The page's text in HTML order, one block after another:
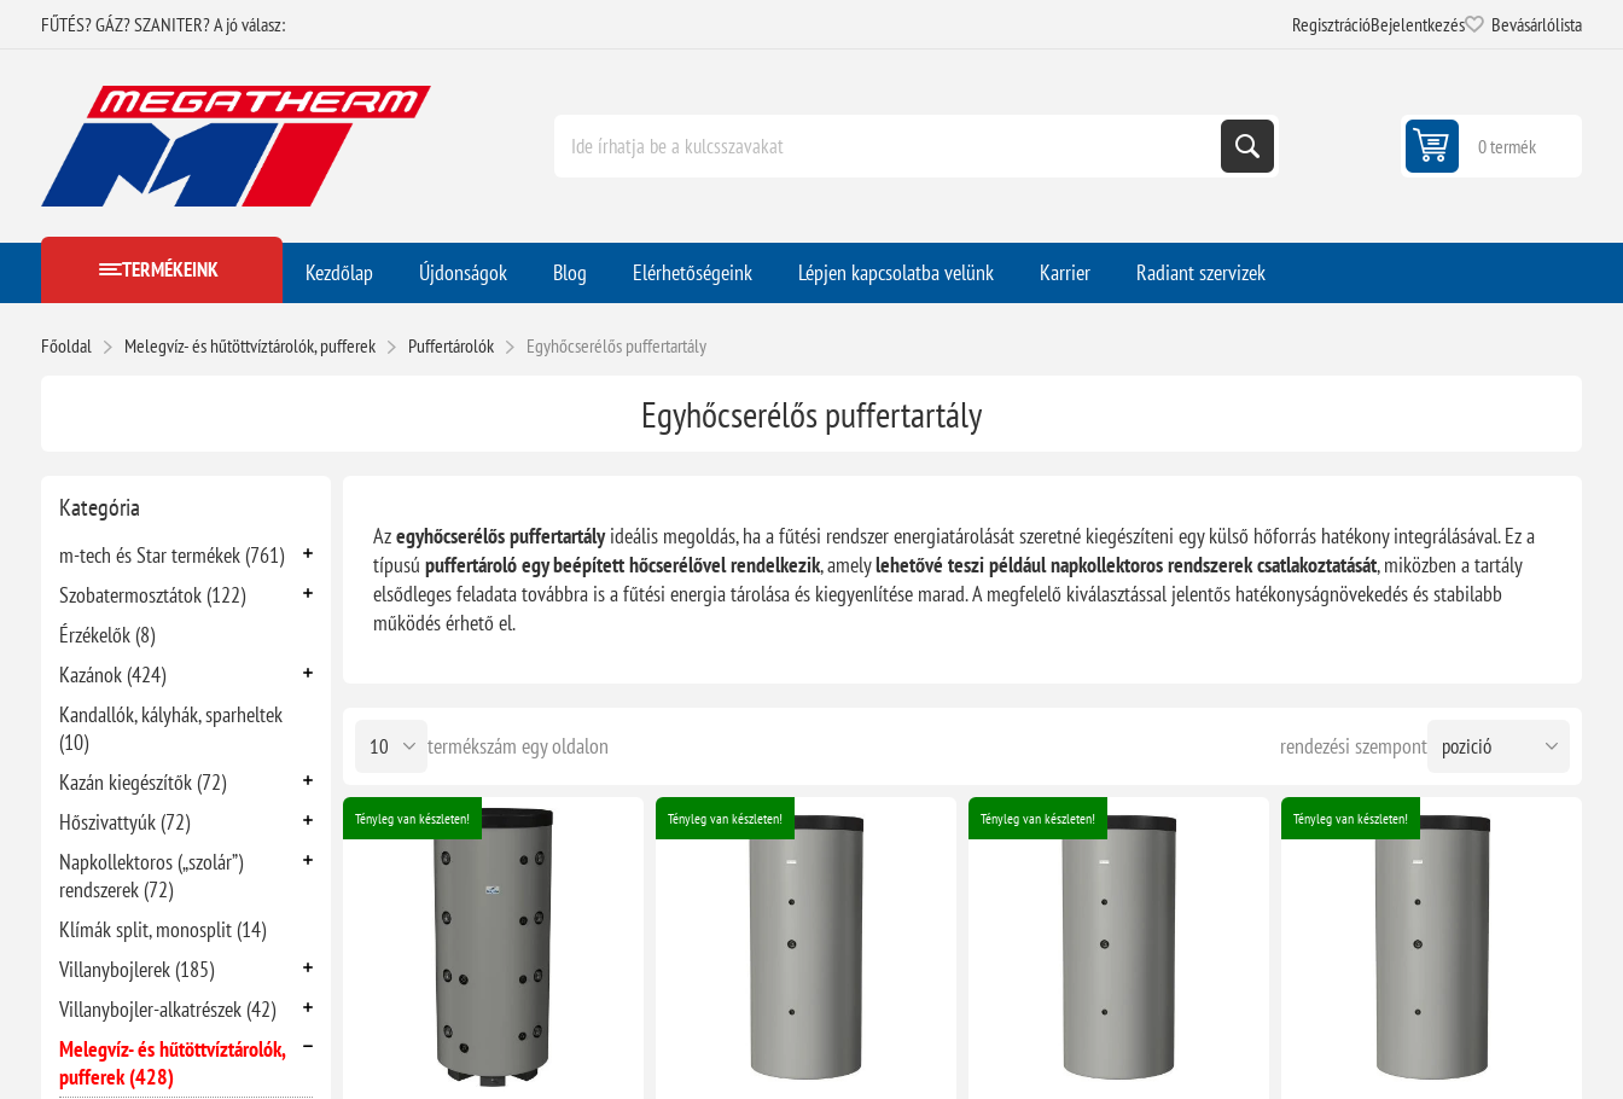
FŰTÉS? GÁZ? SZANITER? A jó válasz: RegisztrációBejelentkezés Bevásárlólista
0 termék
TERMÉKEINK Kezdőlap Újdonságok Blog Elérhetőségeink Lépjen kapcsolatba velünk Karrier Radiant szervizek
Főoldal Melegvíz- és hűtöttvíztárolók, pufferek Puffertárolók Egyhőcserélős puffertartály
Kategória
m-tech és Star termékek (761)
Szobatermosztátok (122)
Érzékelők (8)
Kazánok (424)
Kandallók, kályhák, sparheltek
(10)
Kazán kiegészítők (72)
Hőszivattyúk (72)
Napkollektoros („szolár”)
rendszerek (72)
Klímák split, monosplit (14)
Villanybojlerek (185)
Villanybojler-alkatrészek (42)
Melegvíz- és hűtöttvíztárolók,
pufferek (428)
Egyhőcserélős puffertartály
Azegyhőcserélős puffertartályideális megoldás, ha a fűtési rendszer energiatárolását szeretné kiegészíteni egy külső hőforrás hatékony integrálásával. Ez a
típusú puffertárolóegy beépített hőcserélővel rendelkezik, amelylehetővé teszi például napkollektoros rendszerek csatlakoztatását, miközben a tartály
elsődleges feladata továbbra is a fűtési energia tárolása és kiegyenlítése marad. A megfelelő kiválasztással jelentős hatékonyságnövekedés és stabilabb
működés érhető el.
rendezési szempont
termékszám egy oldalon
Tényleg van készleten! Tényleg van készleten! Tényleg van készleten! Tényleg van készleten!